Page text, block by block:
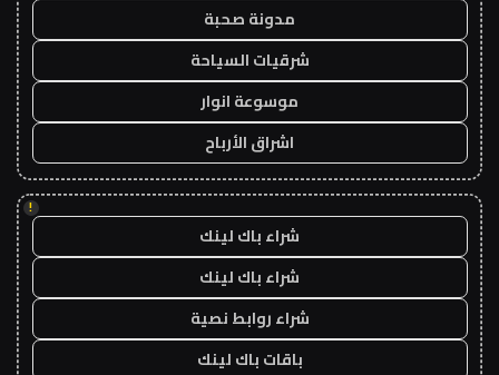
مدونة صحبة
شرقيات السياحة
موسوعة انوار
اشراق الأرباح
!
شراء باك لينك
شراء باك لينك
شراء روابط نصية
باقات باك لينك